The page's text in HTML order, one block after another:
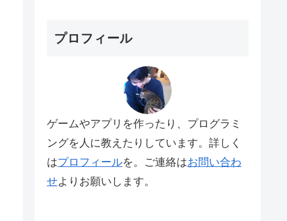
プロフィール
ゲームやアプリを作ったり、プログラミ
ングを人に教えたりしています。詳しく
はプロフィールを。ご連絡はお問い合わ
せよりお願いします。